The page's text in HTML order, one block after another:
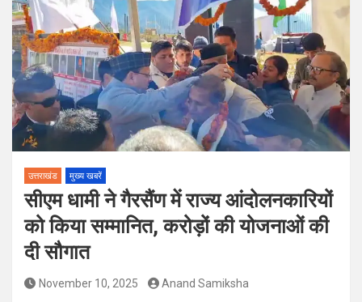
पदों पर होगा चयन
विश्व संस्कृत दिवस से पूर्व, उत्तराखण्ड ने वैश्विक स्तर पर संस्कृत के प्रसार
को दिया नया आयाम
उत्तराखंड मुख्य खबरें
सीएम धामी ने गैरसैंण में राज्य आंदोलनकारियों
को किया सम्मानित, करोड़ों की योजनाओं की
दी सौगात
November 10, 2025 Anand Samiksha